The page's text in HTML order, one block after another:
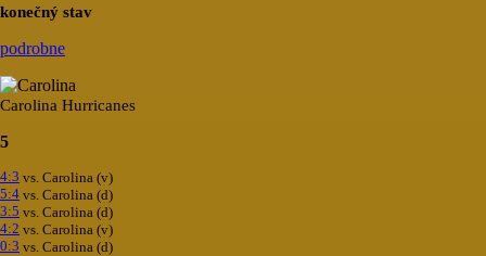
konečný stav
podrobne
Carolina Hurricanes
5
4:3 vs. Carolina (v)
5:4 vs. Carolina (d)
3:5 vs. Carolina (d)
4:2 vs. Carolina (v)
0:3 vs. Carolina (d)